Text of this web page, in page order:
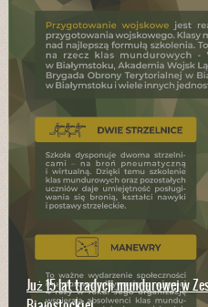
Już 15 lat tradycji mundurowej w